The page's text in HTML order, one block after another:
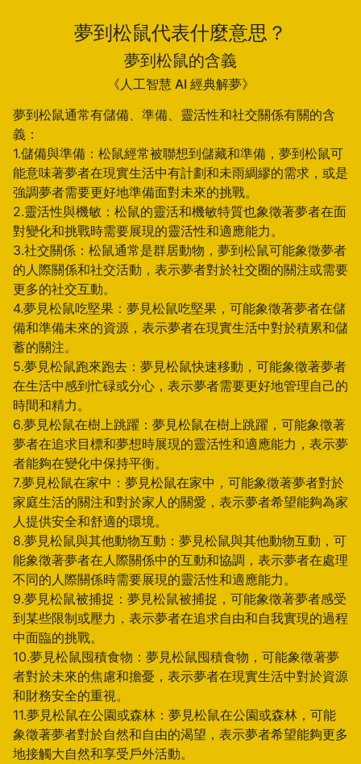
夢到松鼠代表什麼意思？
夢到松鼠的含義
《人工智慧 AI 經典解夢》
夢到松鼠通常有儲備、準備、靈活性和社交關係有關的含
義：
1.儲備與準備：松鼠經常被聯想到儲藏和準備，夢到松鼠可
能意味著夢者在現實生活中有計劃和未雨綢繆的需求，或是
強調夢者需要更好地準備面對未來的挑戰。
2.靈活性與機敏：松鼠的靈活和機敏特質也象徵著夢者在面
對變化和挑戰時需要展現的靈活性和適應能力。
3.社交關係：松鼠通常是群居動物，夢到松鼠可能象徵夢者
的人際關係和社交活動，表示夢者對於社交圈的關注或需要
更多的社交互動。
4.夢見松鼠吃堅果：夢見松鼠吃堅果，可能象徵著夢者在儲
備和準備未來的資源，表示夢者在現實生活中對於積累和儲
蓄的關注。
5.夢見松鼠跑來跑去：夢見松鼠快速移動，可能象徵著夢者
在生活中感到忙碌或分心，表示夢者需要更好地管理自己的
時間和精力。
6.夢見松鼠在樹上跳躍：夢見松鼠在樹上跳躍，可能象徵著
夢者在追求目標和夢想時展現的靈活性和適應能力，表示夢
者能夠在變化中保持平衡。
7.夢見松鼠在家中：夢見松鼠在家中，可能象徵著夢者對於
家庭生活的關注和對於家人的關愛，表示夢者希望能夠為家
人提供安全和舒適的環境。
8.夢見松鼠與其他動物互動：夢見松鼠與其他動物互動，可
能象徵著夢者在人際關係中的互動和協調，表示夢者在處理
不同的人際關係時需要展現的靈活性和適應能力。
9.夢見松鼠被捕捉：夢見松鼠被捕捉，可能象徵著夢者感受
到某些限制或壓力，表示夢者在追求自由和自我實現的過程
中面臨的挑戰。
10.夢見松鼠囤積食物：夢見松鼠囤積食物，可能象徵著夢
者對於未來的焦慮和擔憂，表示夢者在現實生活中對於資源
和財務安全的重視。
11.夢見松鼠在公園或森林：夢見松鼠在公園或森林，可能
象徵著夢者對於自然和自由的渴望，表示夢者希望能夠更多
地接觸大自然和享受戶外活動。